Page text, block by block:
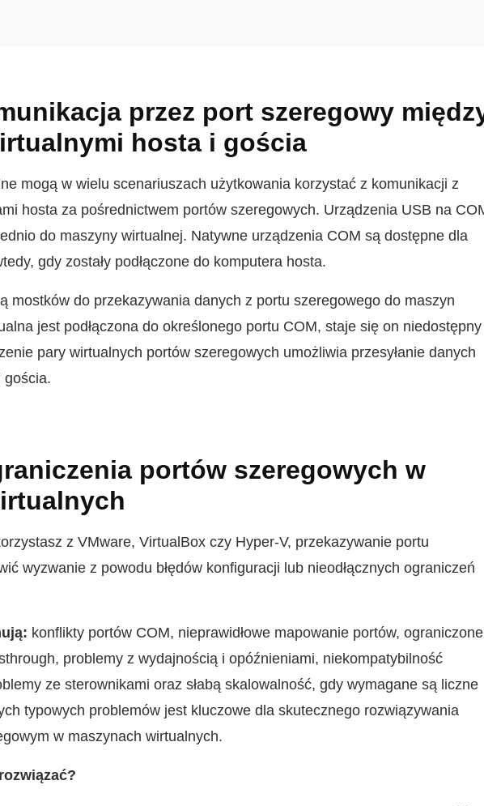
przez port szeregowy
hosta i gościa
mogą w wielu scenariuszach użytkowania korzystać z komunikacji z
hosta za pośrednictwem portów szeregowych. Urządzenia USB na
do maszyny wirtualnej. Natywne urządzenia COM są dostępne dla
gdy zostały podłączone do komputera hosta.
mostków do przekazywania danych z portu szeregowego do maszyn
jest podłączona do określonego portu COM, staje się on niedostępny
pary wirtualnych portów szeregowych umożliwia przesyłanie danych
gościa.
portów szeregowych w
z VMware, VirtualBox czy Hyper-V, przekazywanie portu
wyzwanie z powodu błędów konfiguracji lub nieodłącznych ograniczeń
konflikty portów COM, nieprawidłowe mapowanie portów, ograniczone
problemy z wydajnością i opóźnieniami, niekompatybilność
ze sterownikami oraz słabą skalowalność, gdy wymagane są liczne
typowych problemów jest kluczowe dla skutecznego rozwiązywania
w maszynach wirtualnych.